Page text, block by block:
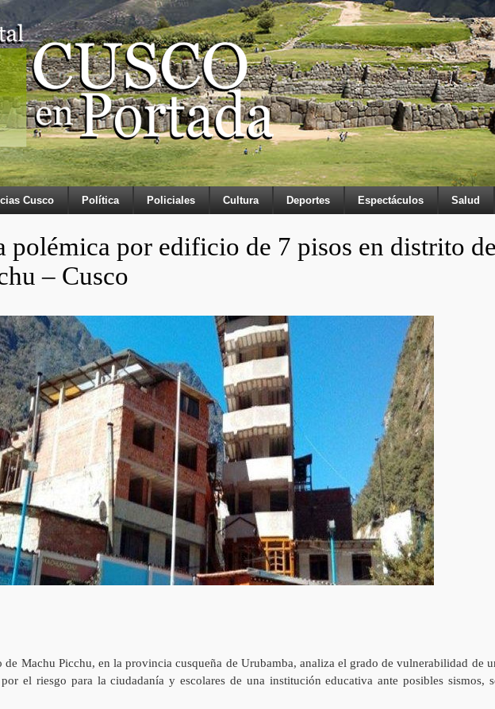
Cusco Política Policiales Cultura Deportes Espectáculos Salud
polémica por edificio de 7 pisos en distrito
– Cusco
Machu Picchu, en la provincia cusqueña de Urubamba, analiza el grado de vulnerabilidad de
el riesgo para la ciudadanía y escolares de una institución educativa ante posibles sismos,